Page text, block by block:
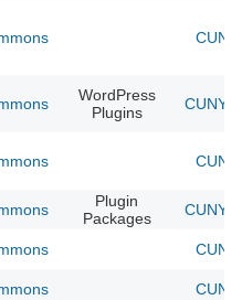
WordPress
Plugins
CUNY
Plugin
Packages
CUNY